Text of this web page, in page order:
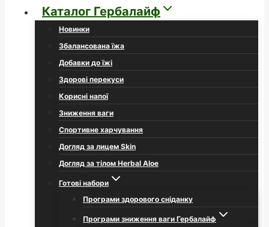
Каталог Гербалайф
Новинки
Збалансована їжа
Добавки до їжі
Здорові перекуси
Корисні напої
Зниження ваги
Спортивне харчування
Догляд за лицем Skin
Догляд за тілом Herbal Aloe
Готові набори
Програми здорового сніданку
Програми зниження ваги Гербалайф